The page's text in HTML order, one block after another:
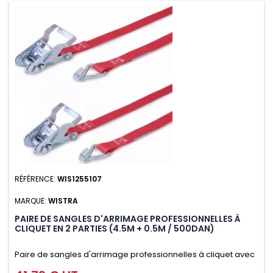
RÉFÉRENCE: WIS1255107
MARQUE: WISTRA
PAIRE DE SANGLES D'ARRIMAGE PROFESSIONNELLES À
CLIQUET EN 2 PARTIES (4.5M + 0.5M / 500DAN)
Paire de sangles d'arrimage professionnelles à cliquet avec